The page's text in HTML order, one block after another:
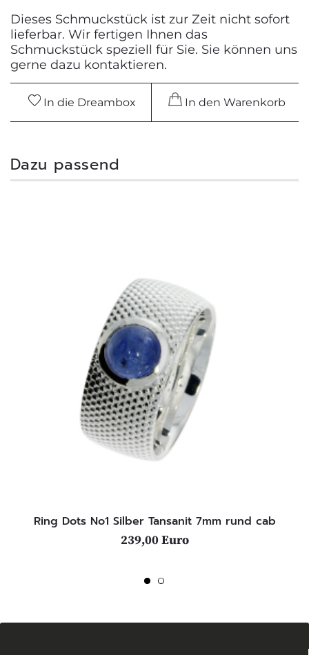
Dieses Schmuckstück ist zur Zeit nicht sofort
lieferbar. Wir fertigen Ihnen das
Schmuckstück speziell für Sie. Sie können uns
gerne dazu kontaktieren.
In die Dreambox In den Warenkorb
Dazu passend
Ring Dots No1 Silber Tansanit 7mm rund cab
239,00 Euro